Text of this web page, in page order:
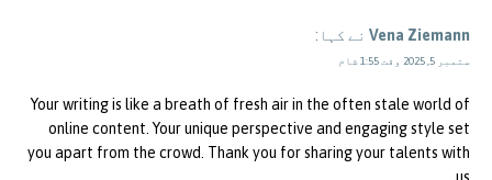
Vena Ziemann نے کہا:
ستمبر 5, 2025 وقت 1:55 شام
Your writing is like a breath of fresh air in the often stale world of
online content. Your unique perspective and engaging style set
you apart from the crowd. Thank you for sharing your talents with